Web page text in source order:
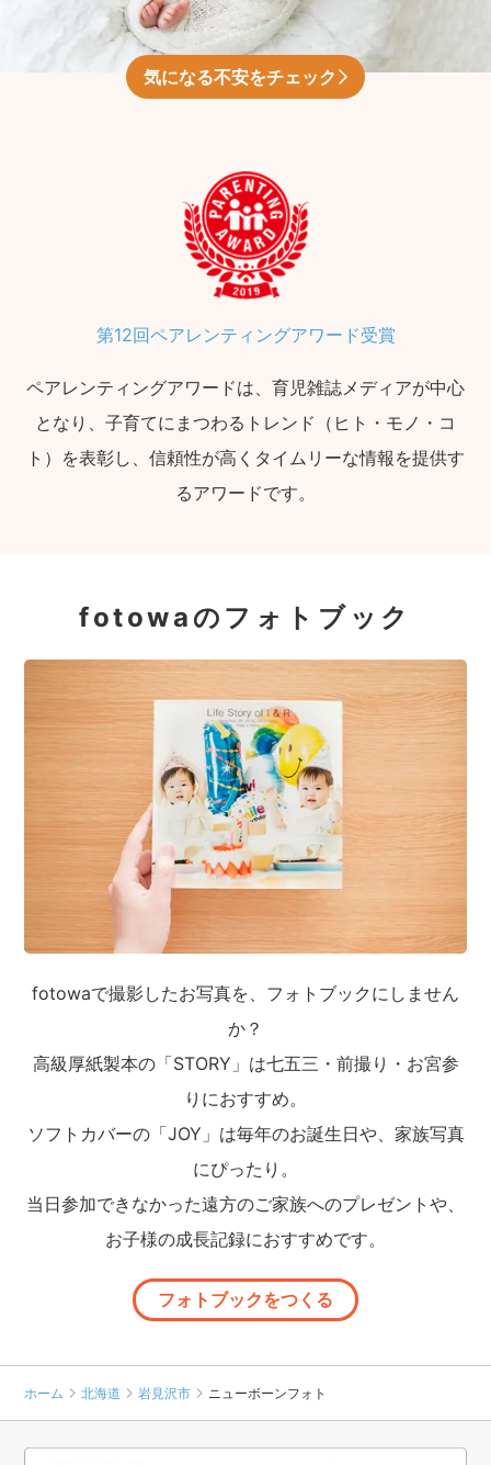
気になる不安をチェック
第12回ペアレンティングアワード受賞
ペアレンティングアワードは、育児雑誌メディアが中心
となり、子育てにまつわるトレンド（ヒト・モノ・コ
ト）を表彰し、信頼性が高くタイムリーな情報を提供す
るアワードです。
fotowaのフォトブック
fotowaで撮影したお写真を、フォトブックにしません
か？
高級厚紙製本の「STORY」は七五三・前撮り・お宮参
りにおすすめ。
ソフトカバーの「JOY」は毎年のお誕生日や、家族写真
にぴったり。
当日参加できなかった遠方のご家族へのプレゼントや、
お子様の成長記録におすすめです。
フォトブックをつくる
ホーム 北海道 岩見沢市 ニューボーンフォト